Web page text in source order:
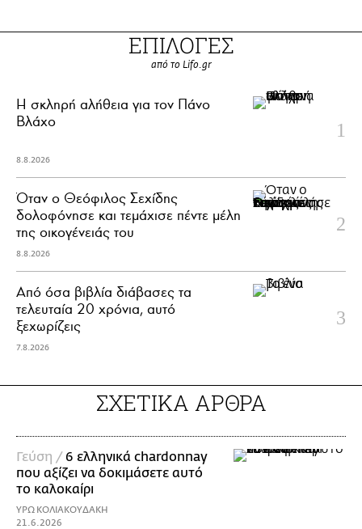
ΕΠΙΛΟΓΕΣ
από το Lifo.gr
H σκληρή αλήθεια για τον Πάνο
Βλάχο
8.8.2026
Όταν ο Θεόφιλος Σεχίδης
δολοφόνησε και τεμάχισε πέντε μέλη
της οικογένειάς του
8.8.2026
Από όσα βιβλία διάβασες τα
τελευταία 20 χρόνια, αυτό
ξεχωρίζεις
7.8.2026
ΣΧΕΤΙΚΑ ΑΡΘΡΑ
Γεύση / 6 ελληνικά chardonnay
που αξίζει να δοκιμάσετε αυτό
το καλοκαίρι
ΥΡΩ ΚΟΛΙΑΚΟΥΔΑΚΗ
21.6.2026